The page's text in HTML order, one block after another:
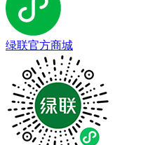
绿联官方商城